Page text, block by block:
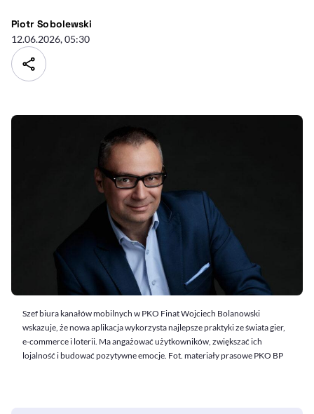
Piotr Sobolewski
12.06.2026, 05:30
Szef biura kanałów mobilnych w PKO Finat Wojciech Bolanowski
wskazuje, że nowa aplikacja wykorzysta najlepsze praktyki ze świata gier,
e-commerce i loterii. Ma angażować użytkowników, zwiększać ich
lojalność i budować pozytywne emocje. Fot. materiały prasowe PKO BP